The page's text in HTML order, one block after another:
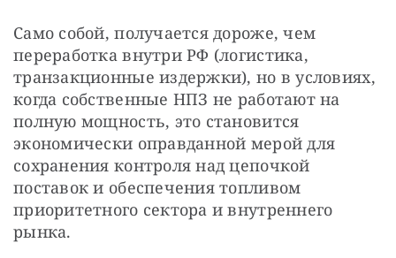
Само собой, получается дороже, чем
переработка внутри РФ (логистика,
транзакционные издержки), но в условиях,
когда собственные НПЗ не работают на
полную мощность, это становится
экономически оправданной мерой для
сохранения контроля над цепочкой
поставок и обеспечения топливом
приоритетного сектора и внутреннего
рынка.